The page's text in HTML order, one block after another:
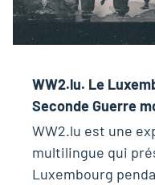
WW2.lu. Le
Seconde Guerre
WW2.lu est une
multilingue qui
Luxembourg